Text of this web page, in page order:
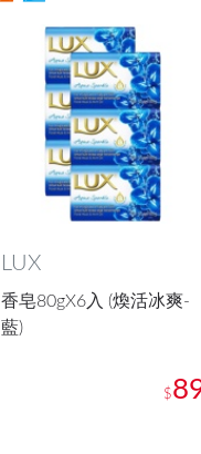
LUX
香皂80gX6入 (煥活冰爽-
藍)
$